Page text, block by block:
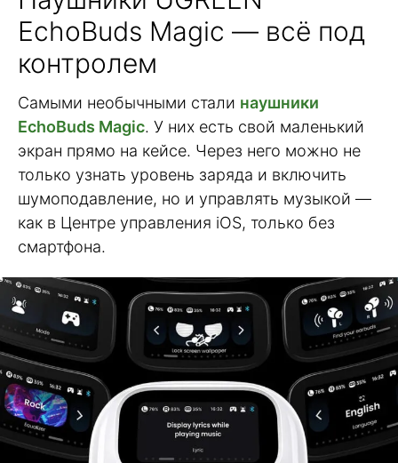
EchoBuds Magic — всё под
контролем
Самыми необычными стали наушники
EchoBuds Magic. У них есть свой маленький
экран прямо на кейсе. Через него можно не
только узнать уровень заряда и включить
шумоподавление, но и управлять музыкой —
как в Центре управления iOS, только без
смартфона.